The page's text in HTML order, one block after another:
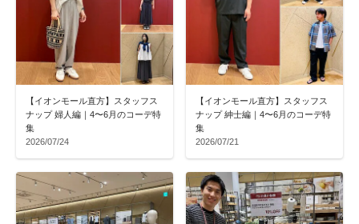
【イオンモール直方】スタッフス
ナップ 婦人編｜4〜6月のコーデ特
集
2026/07/24
【イオンモール直方】スタッフス
ナップ 紳士編｜4〜6月のコーデ特
集
2026/07/21